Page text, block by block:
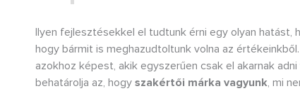
Ilyen fejlesztésekkel el tudtunk érni egy olyan hatást,
hogy bármit is meghazudtoltunk volna az
azokhoz képest, akik egyszerűen csak el akarnak
behatárolja az, hogy szakértői márka vagyunk, mi